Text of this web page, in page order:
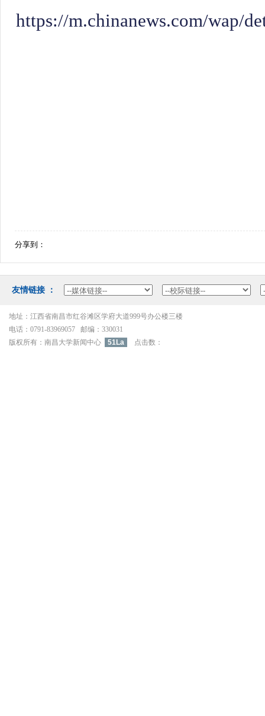
https://m.chinanews.com/wap/
分享到：
友情链接：
地址：江西省南昌市红谷滩区学府大道999号办公楼三楼
电话：0791-83969057邮编：330031
版权所有：南昌大学新闻中心
51La 点击数：